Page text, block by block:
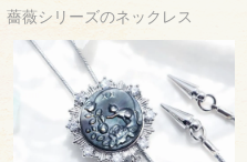
薔薇シリーズのネックレス